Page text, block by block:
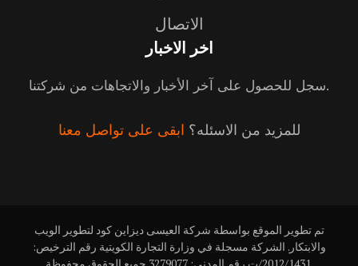
الاتصال
اخر الاخبار
سجل للحصول على آخر الأخبار والاتجاهات من شركتنا.
للمزيد من الاسئله؟ ابقى على تواصل معنا
تم تطوير الموقع بواسطة شركة العيسى ديزاين كود لتطوير الويب
والابتكار. الشركة مسجلة في وزارة التجارة الكويتية رقم الترخيص: